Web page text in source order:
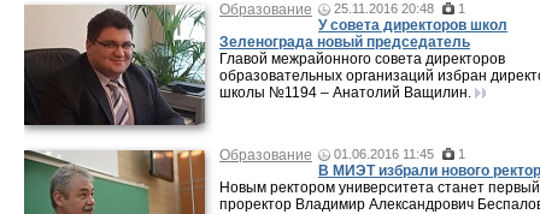
Образование 25.11.2016 20:48 1
У совета директоров школ
Зеленограда новый председатель
Главой межрайонного совета директоров
образовательных организаций избран
школы №1194 – Анатолий Ващилин.
Образование 01.06.2016 11:45 1
В МИЭТ избрали нового
Новым ректором университета станет первый
проректор Владимир Александрович